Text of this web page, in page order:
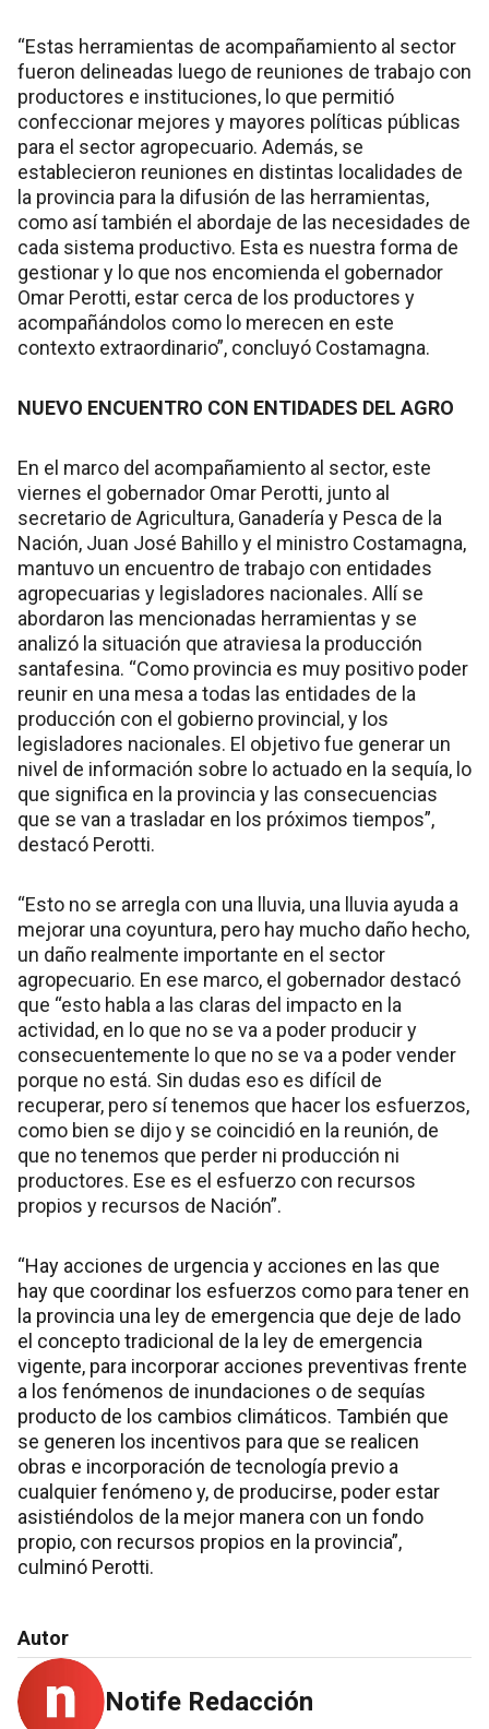
“Estas herramientas de acompañamiento al sector
fueron delineadas luego de reuniones de trabajo con
productores e instituciones, lo que permitió
confeccionar mejores y mayores políticas públicas
para el sector agropecuario. Además, se
establecieron reuniones en distintas localidades de
la provincia para la difusión de las herramientas,
como así también el abordaje de las necesidades de
cada sistema productivo. Esta es nuestra forma de
gestionar y lo que nos encomienda el gobernador
Omar Perotti, estar cerca de los productores y
acompañándolos como lo merecen en este
contexto extraordinario”, concluyó Costamagna.
NUEVO ENCUENTRO CON ENTIDADES DEL AGRO
En el marco del acompañamiento al sector, este
viernes el gobernador Omar Perotti, junto al
secretario de Agricultura, Ganadería y Pesca de la
Nación, Juan José Bahillo y el ministro Costamagna,
mantuvo un encuentro de trabajo con entidades
agropecuarias y legisladores nacionales. Allí se
abordaron las mencionadas herramientas y se
analizó la situación que atraviesa la producción
santafesina. “Como provincia es muy positivo poder
reunir en una mesa a todas las entidades de la
producción con el gobierno provincial, y los
legisladores nacionales. El objetivo fue generar un
nivel de información sobre lo actuado en la sequía, lo
que significa en la provincia y las consecuencias
que se van a trasladar en los próximos tiempos”,
destacó Perotti.
“Esto no se arregla con una lluvia, una lluvia ayuda a
mejorar una coyuntura, pero hay mucho daño hecho,
un daño realmente importante en el sector
agropecuario. En ese marco, el gobernador destacó
que “esto habla a las claras del impacto en la
actividad, en lo que no se va a poder producir y
consecuentemente lo que no se va a poder vender
porque no está. Sin dudas eso es difícil de
recuperar, pero sí tenemos que hacer los esfuerzos,
como bien se dijo y se coincidió en la reunión, de
que no tenemos que perder ni producción ni
productores. Ese es el esfuerzo con recursos
propios y recursos de Nación”.
“Hay acciones de urgencia y acciones en las que
hay que coordinar los esfuerzos como para tener en
la provincia una ley de emergencia que deje de lado
el concepto tradicional de la ley de emergencia
vigente, para incorporar acciones preventivas frente
a los fenómenos de inundaciones o de sequías
producto de los cambios climáticos. También que
se generen los incentivos para que se realicen
obras e incorporación de tecnología previo a
cualquier fenómeno y, de producirse, poder estar
asistiéndolos de la mejor manera con un fondo
propio, con recursos propios en la provincia”,
culminó Perotti.
Autor
Notife Redacción